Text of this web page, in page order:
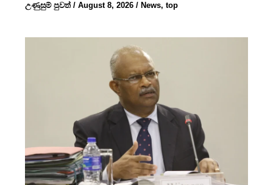
උණුසුම් පුවත්/August 8, 2026/ News,top